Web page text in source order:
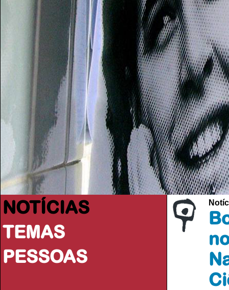
NOTÍCIAS
TEMAS
PESSOAS